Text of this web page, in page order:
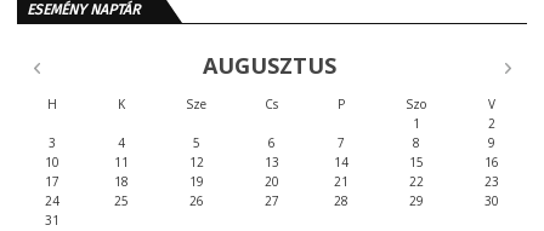
ESEMÉNY NAPTÁR
AUGUSZTUS
H K Sze Cs P Szo
V
1
2
3
4 5 6 7 8
9
10
11 12 13 14 15
16
17
18 19 20 21 22
23
24
25 26 27 28 29
30
31